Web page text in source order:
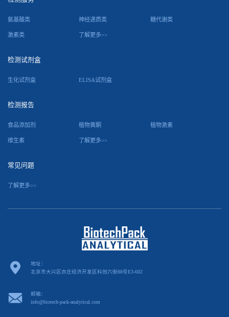
氨基酸类 神经递质类 糖代谢类
激素类 了解更多>>
检测试剂盒
生化试剂盒 ELISA试剂盒
检测报告
食品添加剂 植物黄酮 植物激素
维生素 了解更多>>
常见问题
了解更多>>
地址：
北京市大兴区亦庄经济开发区科创六街88号E3-602
邮箱：
info@biotech-pack-analytical.com